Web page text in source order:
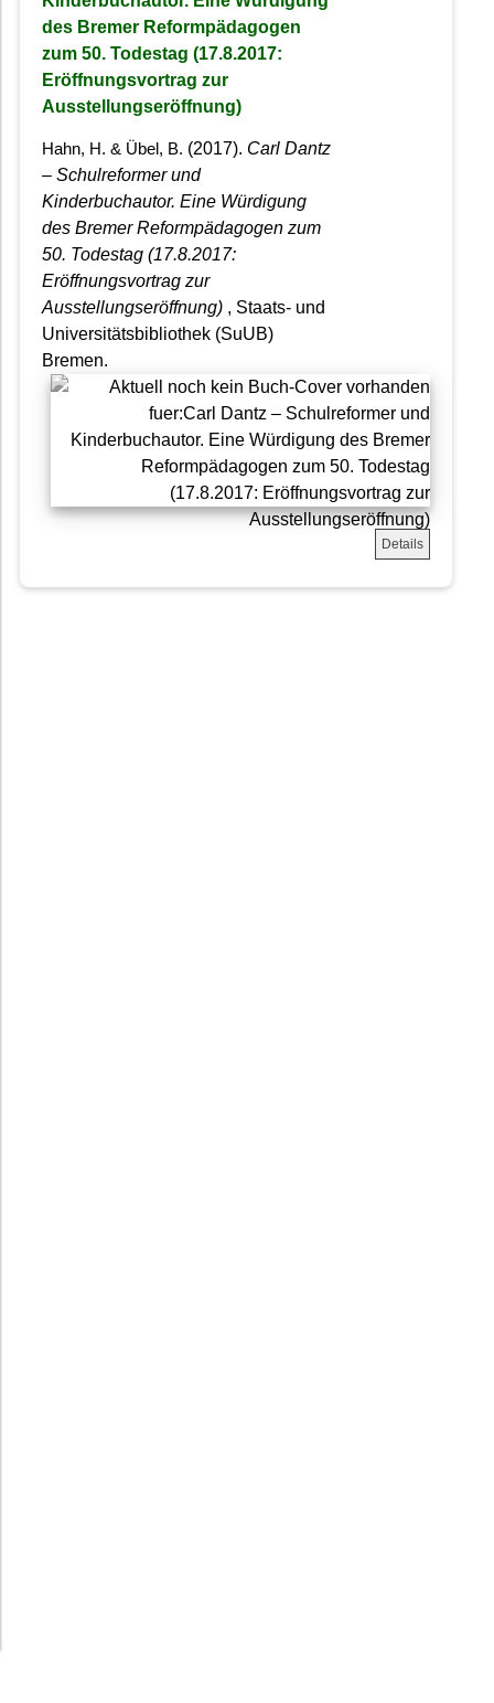
des Bremer Reformpädagogen
zum 50. Todestag (17.8.2017:
Eröffnungsvortrag zur
Ausstellungseröffnung)
Hahn, H. & Übel, B. (2017). Carl Dantz
– Schulreformer und
Kinderbuchautor. Eine Würdigung
des Bremer Reformpädagogen zum
50. Todestag (17.8.2017:
Eröffnungsvortrag zur
Ausstellungseröffnung) , Staats- und
Universitätsbibliothek (SuUB)
Bremen.
Details